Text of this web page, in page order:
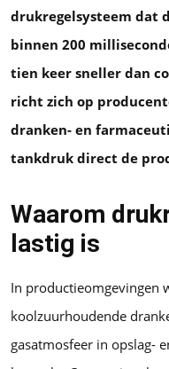
drukregelsysteem dat
binnen 200
tien keer sneller dan
richt zich op
dranken- en
tankdruk direct de
Waarom
lastig is
In productieomgevingen
koolzuurhoudende
gasatmosfeer in opslag-